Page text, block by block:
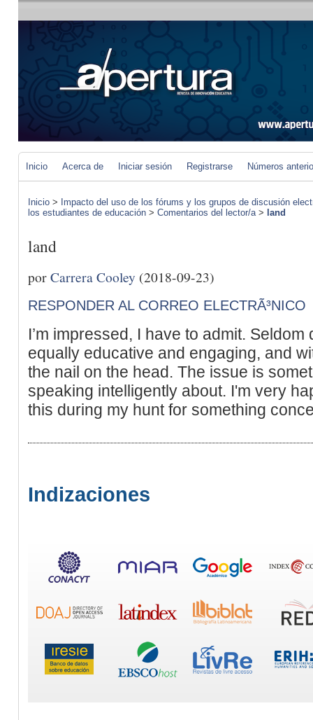
Inicio Acerca de Iniciar sesión Registrarse Números
Inicio > Impacto del uso de los fórums y los grupos de discusión
los estudiantes de educación > Comentarios del lector/a> land
land
porCarrera Cooley (2018-09-23)
RESPONDER AL CORREO ELECTRÃ³NICO
I’m impressed, I have to admit. Seldom
equally educative and engaging, and
the nail on the head. The issue is
speaking intelligently about. I'm very
this during my hunt for something
Indizaciones